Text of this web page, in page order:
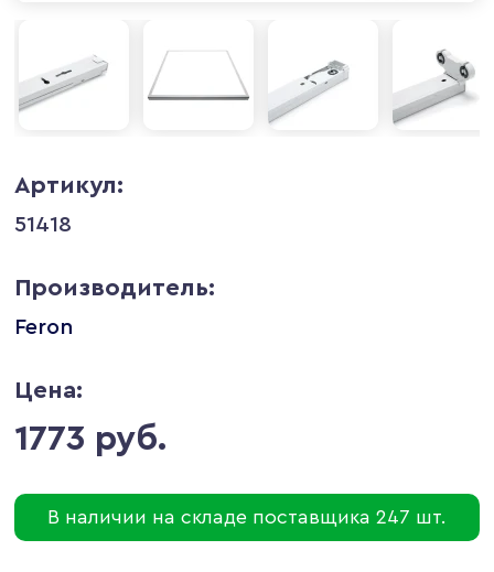
Артикул:
51418
Производитель:
Feron
Цена:
1773 руб.
В наличии на складе поставщика 247 шт.